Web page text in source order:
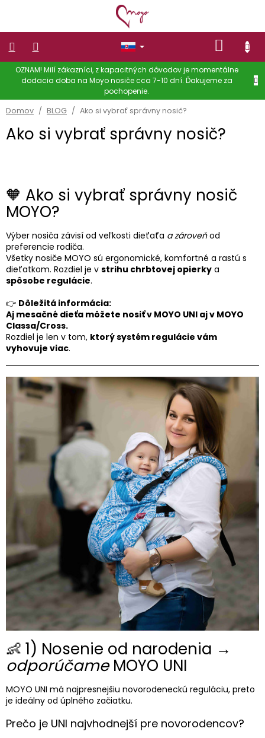
OZNAM! Milí zákazníci, z kapacitných dôvodov je momentálne
dodacia doba na Moyo nosiče cca 7-10 dní. Ďakujeme za
pochopenie.
KOŠÍK
NOSIČE
NOSENIE
DETI
Zľavy
Doplnky
Hodnotenie
obchodu
/
Prihlásenie
Domov / BLOG / Ako si vybrať správny nosič?
Ako si vybrať správny nosič?
🧡 Ako si vybrať správny nosič
MOYO?
Výber nosiča závisí od veľkosti dieťaťa a zároveňod
preferencie rodiča.
Všetky nosiče MOYO sú ergonomické, komfortné a rastú s
dieťatkom. Rozdiel je v strihu chrbtovej opierky a
spôsobe regulácie.
👉 Dôležitá informácia:
Aj mesačné dieťa môžete nosiť v MOYO UNI aj v MOYO
Classa/Cross.
Rozdiel je len v tom, ktorý systém regulácie vám
vyhovuje viac.
👶 1) Nosenie od narodenia →
odporúčameMOYO UNI
MOYO UNI má najpresnejšiu novorodeneckú reguláciu, preto
je ideálny od úplného začiatku.
Prečo je UNI najvhodnejší pre novorodencov?